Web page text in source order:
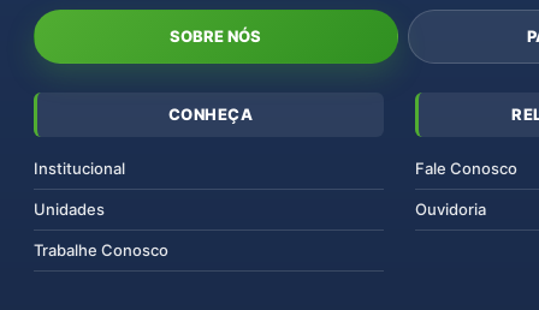
SOBRE NÓS
CONHEÇA
Institucional
Unidades
Trabalhe Conosco
Fale Conosco
Ouvidoria